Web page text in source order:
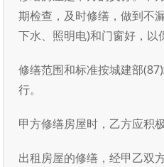
期检查，及时修缮，做到不
下水、照明电)和门窗好，以
修缮范围和标准按城建部
行。
甲方修缮房屋时，乙方应积
出租房屋的修缮，经甲乙双